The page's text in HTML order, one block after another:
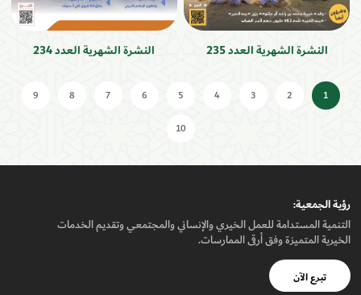
النشرة الشهرية العدد 235 النشرة الشهرية العدد 234
1
2
3
4
5
6
7
8
9
10
رؤيـة الجمعيـة:
التنمية المستدامة للعمل الخيري والإنساني والمجتمعي وتقديم الخدمات
الخيرية المتميزة وفق أرقى الممارسات.
تبرع الآن